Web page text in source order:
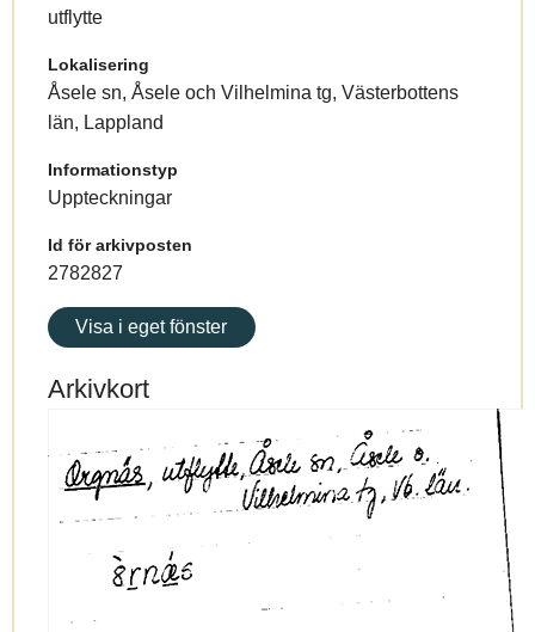
utflytte
Lokalisering
Åsele sn, Åsele och Vilhelmina tg, Västerbottens
län, Lappland
Informationstyp
Uppteckningar
Id för arkivposten
2782827
Visa i eget fönster
Arkivkort